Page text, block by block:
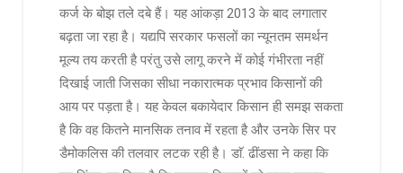
कर्ज के बोझ तले दबे हैं। यह आंकड़ा 2013 के बाद लगातार
बढ़ता जा रहा है। यद्यपि सरकार फसलों का न्यूनतम समर्थन
मूल्य तय करती है परंतु उसे लागू करने में कोई गंभीरता नहीं
दिखाई जाती जिसका सीधा नकारात्मक प्रभाव किसानों की
आय पर पड़ता है। यह केवल बकायेदार किसान ही समझ सकता
है कि वह कितने मानसिक तनाव में रहता है और उनके सिर पर
डैमोकलिस की तलवार लटक रही है। डाॅ. ढींडसा ने कहा कि